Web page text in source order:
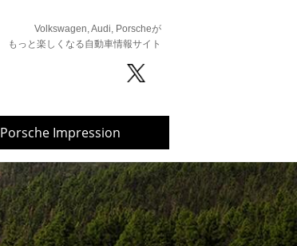
Volkswagen, Audi, Porscheが
もっと楽しくなる自動車情報サイト
Porsche Impression